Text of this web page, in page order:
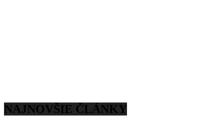
NAJNOVŠIE ČLÁNKY